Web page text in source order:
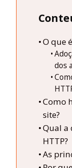
O que
dos
Como
site?
Qual a
HTTP?
As